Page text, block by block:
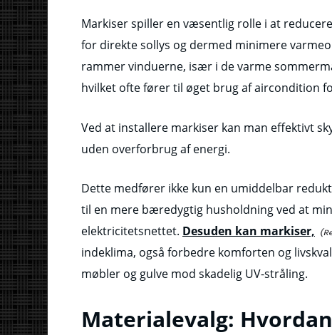
Markiser spiller en væsentlig rolle i at
for direkte sollys og dermed minimere
rammer vinduerne, især i de varme
hvilket ofte fører til øget brug af aircondition
Ved at installere markiser kan man effektivt
uden overforbrug af energi.
Dette medfører ikke kun en umiddelbar
til en mere bæredygtig husholdning ved at
elektricitetsnettet. Desuden kan markiser,
indeklima, også forbedre komforten og
møbler og gulve mod skadelig UV-stråling.
Materialevalg: